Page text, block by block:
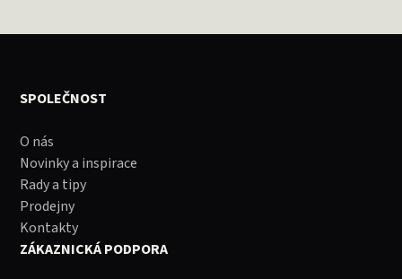
SPOLEČNOST
O nás
Novinky a inspirace
Rady a tipy
Prodejny
Kontakty
ZÁKAZNICKÁ PODPORA